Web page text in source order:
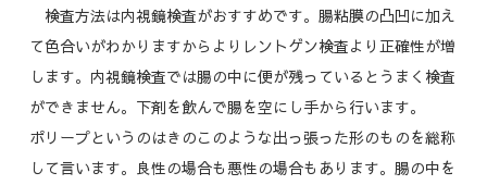
検査方法は内視鏡検査がおすすめです。腸粘膜の凸凹に加え
て色合いがわかりますからよりレントゲン検査より正確性が増
します。内視鏡検査では腸の中に便が残っているとうまく検査
ができません。下剤を飲んで腸を空にし手から行います。
ポリープというのはきのこのような出っ張った形のものを総称
して言います。良性の場合も悪性の場合もあります。腸の中を